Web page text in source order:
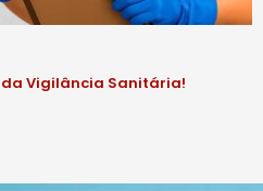
Vigilância Sanitária!